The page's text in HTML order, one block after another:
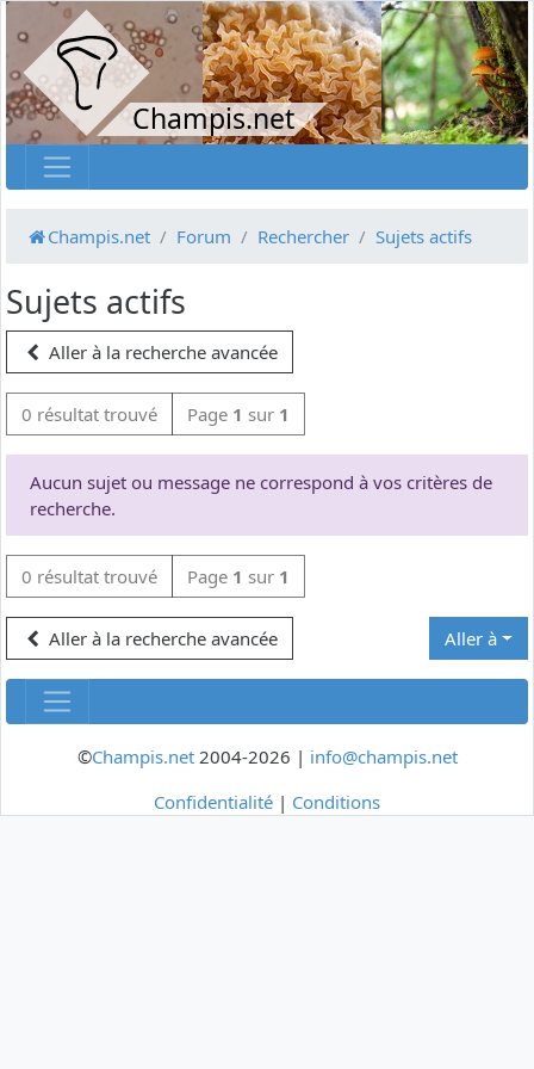
Champis.net
Champis.net Forum Rechercher Sujets actifs
Sujets actifs
Aller à la recherche avancée
0 résultat trouvé Page 1 sur 1
Aucun sujet ou message ne correspond à vos critères de
recherche.
0 résultat trouvé Page 1 sur 1
Aller à la recherche avancée Aller à
©Champis.net2004-2026 | info@champis.net
Confidentialité | Conditions